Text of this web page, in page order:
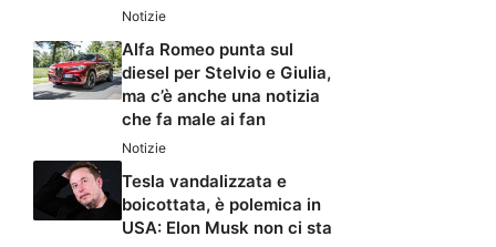
Notizie
Alfa Romeo punta sul
diesel per Stelvio e Giulia,
ma c’è anche una notizia
che fa male ai fan
Notizie
Tesla vandalizzata e
boicottata, è polemica in
USA: Elon Musk non ci sta